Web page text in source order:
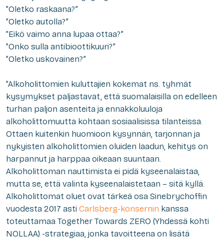
”Oletko raskaana?”
”Oletko autolla?”
”Eikö vaimo anna lupaa ottaa?”
”Onko sulla antibioottikuuri?”
”Oletko uskovainen?”
”Alkoholittomien kuluttajien kokemat ns. tyhmät
kysymykset paljastavat, että suomalaisilla on edelleen
turhan paljon asenteita ja ennakkoluuloja
alkoholittomuutta kohtaan sosiaalisissa tilanteissa.
Ottaen kuitenkin huomioon kysynnän, tarjonnan ja
nykyisten alkoholittomien oluiden laadun, kehitys on
harpannut ja harppaa oikeaan suuntaan.
Alkoholittoman nauttimista ei pidä kyseenalaistaa,
mutta se, että valinta kyseenalaistetaan – sitä kyllä.
Alkoholittomat oluet ovat tärkeä osa Sinebrychoffin
vuodesta 2017 asti Carlsberg-konsernin kanssa
toteuttamaa Together Towards ZERO (Yhdessä kohti
NOLLAA) -strategiaa, jonka tavoitteena on lisätä